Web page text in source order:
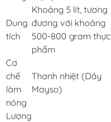
Dung
tích
Khoảng 5 lít, tương
đương với khoảng
500-800 gram thực
phẩm
Cơ
chế
làm
nóng
Thanh nhiệt (Dây
Mayso)
Lượng